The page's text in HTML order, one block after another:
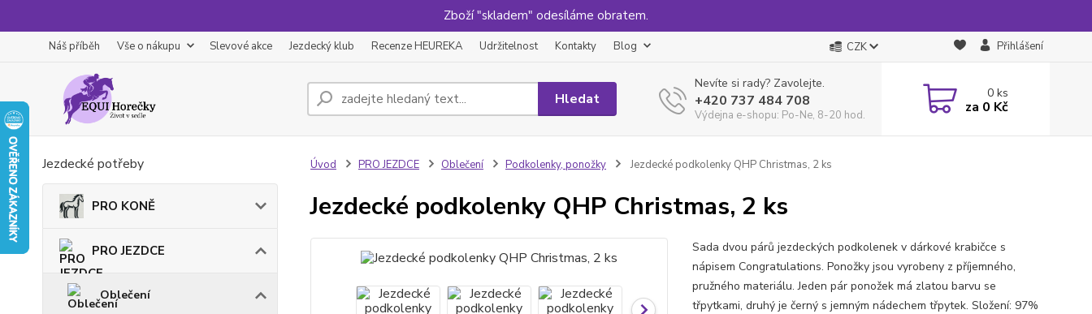
Zboží "skladem" odesíláme obratem.
Náš příběh Vše o nákupu Slevové akce Jezdecký klub Recenze HEUREKA Udržitelnost Kontakty Blog CZK Přihlášení
Hledat
Nevíte si rady? Zavolejte.
+420 737 484 708
Výdejna e-shopu: Po-Ne, 8-20 hod.
0ks
za 0 Kč
Jezdecké potřeby
PRO KONĚ
PRO JEZDCE
Oblečení
Úvod PRO JEZDCE Oblečení Podkolenky, ponožky Jezdecké podkolenky QHP Christmas, 2 ks
Jezdecké podkolenky QHP Christmas, 2 ks
Sada dvou párů jezdeckých podkolenek v dárkové krabičce s
nápisem Congratulations. Ponožky jsou vyrobeny z příjemného,
pružného materiálu. Jeden pár ponožek má zlatou barvu se
třpytkami, druhý je černý s jemným nádechem třpytek. Složení: 97%